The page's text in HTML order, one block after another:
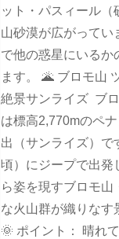
ット・パスィール（
山砂漠が広がってい
で他の惑星にいるか
ます。 🌋 ブロモ山
絶景サンライズ ブ
は標高2,770mのペ
出（サンライズ）で
頃）にジープで出発
ら姿を現すブロモ山
な火山群が織りなす
🌞 ポイント： 晴れ